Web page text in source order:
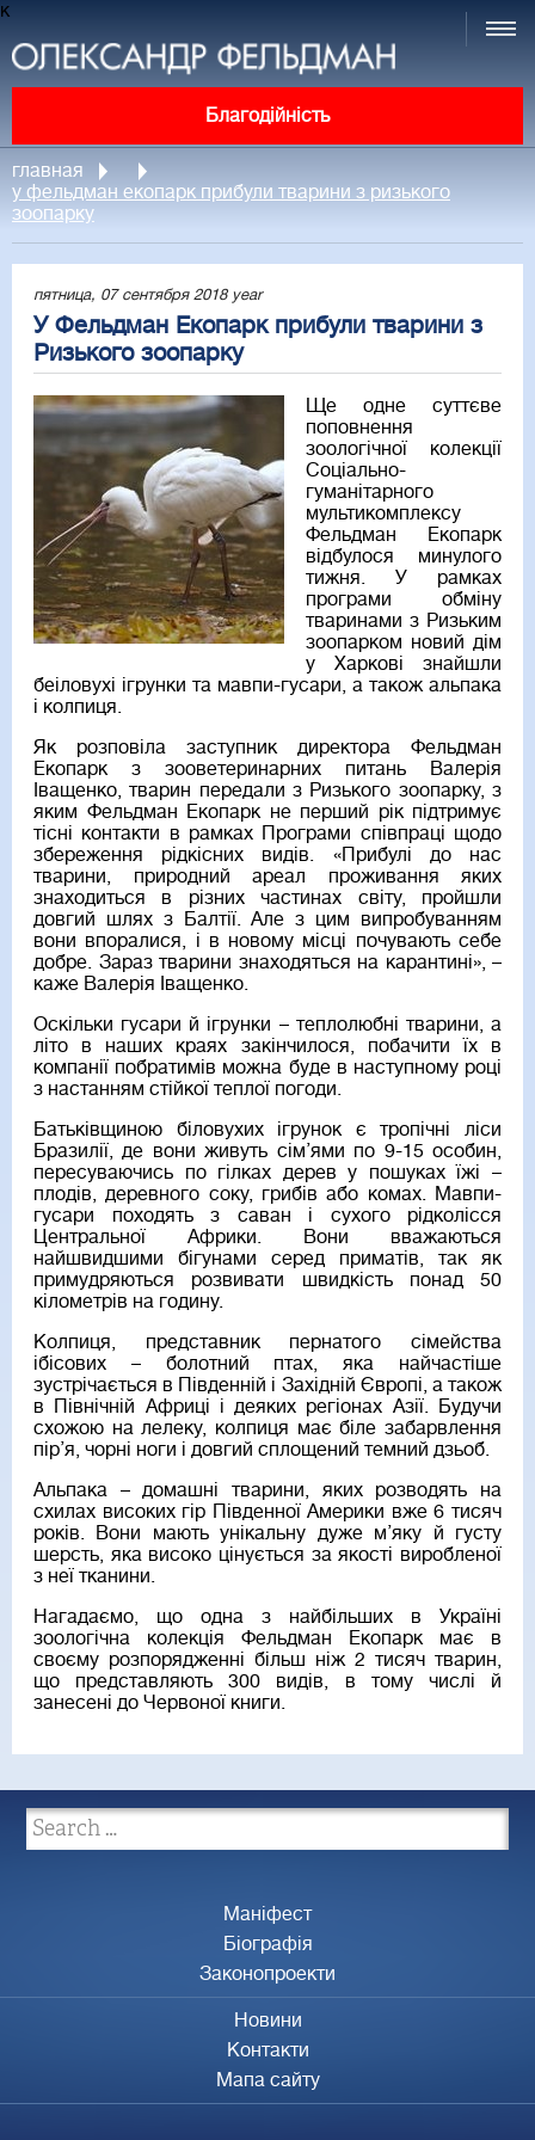
к
Благодійність
главная
у фельдман екопарк прибули тварини з ризького
зоопарку
пятница, 07 сентября 2018 year
У Фельдман Екопарк прибули тварини з
Ризького зоопарку
Ще одне суттєве
поповнення
зоологічної колекції
Соціально-
гуманітарного
мультикомплексу
Фельдман Екопарк
відбулося минулого
тижня. У рамках
програми обміну
тваринами з Ризьким
зоопарком новий дім
у Харкові знайшли
беіловухі ігрунки та мавпи-гусари, а також альпака
і колпиця.
Як розповіла заступник директора Фельдман
Екопарк з зооветеринарних питань Валерія
Іващенко, тварин передали з Ризького зоопарку, з
яким Фельдман Екопарк не перший рік підтримує
тісні контакти в рамках Програми співпраці щодо
збереження рідкісних видів. «Прибулі до нас
тварини, природний ареал проживання яких
знаходиться в різних частинах світу, пройшли
довгий шлях з Балтії. Але з цим випробуванням
вони впоралися, і в новому місці почувають себе
добре. Зараз тварини знаходяться на карантині», –
каже Валерія Іващенко.
Оскільки гусари й ігрунки – теплолюбні тварини, а
літо в наших краях закінчилося, побачити їх в
компанії побратимів можна буде в наступному році
з настанням стійкої теплої погоди.
Батьківщиною біловухих ігрунок є тропічні ліси
Бразилії, де вони живуть сім’ями по 9-15 особин,
пересуваючись по гілках дерев у пошуках їжі –
плодів, деревного соку, грибів або комах. Мавпи-
гусари походять з саван і сухого рідколісся
Центральної Африки. Вони вважаються
найшвидшими бігунами серед приматів, так як
примудряються розвивати швидкість понад 50
кілометрів на годину.
Колпиця, представник пернатого сімейства
ібісових – болотний птах, яка найчастіше
зустрічається в Південній і Західній Європі, а також
в Північній Африці і деяких регіонах Азії. Будучи
схожою на лелеку, колпиця має біле забарвлення
пір’я, чорні ноги і довгий сплощений темний дзьоб.
Альпака – домашні тварини, яких розводять на
схилах високих гір Південної Америки вже 6 тисяч
років. Вони мають унікальну дуже м’яку й густу
шерсть, яка високо цінується за якості виробленої
з неї тканини.
Нагадаємо, що одна з найбільших в Україні
зоологічна колекція Фельдман Екопарк має в
своєму розпорядженні більш ніж 2 тисяч тварин,
що представляють 300 видів, в тому числі й
занесені до Червоної книги.
Маніфест
Біографія
Законопроекти
Новини
Контакти
Мапа сайту